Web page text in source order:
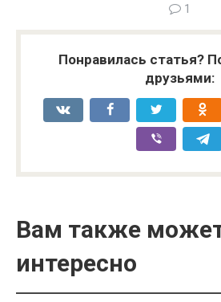
1
Понравилась статья?
друзьями:
Вам также
интересно